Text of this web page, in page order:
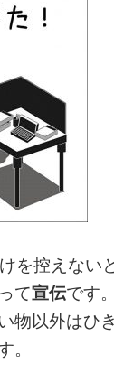
を控えない
て宣伝です
物以外はひ